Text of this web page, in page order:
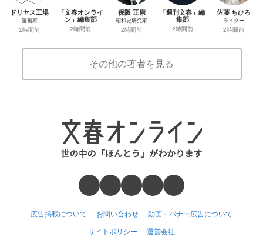
ドリヤス工場
漫画家
1時間前
「文春オンライ
ン」編集部
2時間前
保阪 正康
昭和史研究家
2時間前
「週刊文春」編
集部
2時間前
佐藤 ちひろ
ライター
2時間前
その他の著者を見る
広告掲載について お問い合わせ 動画・バナー広告について
サイトポリシー 運営会社